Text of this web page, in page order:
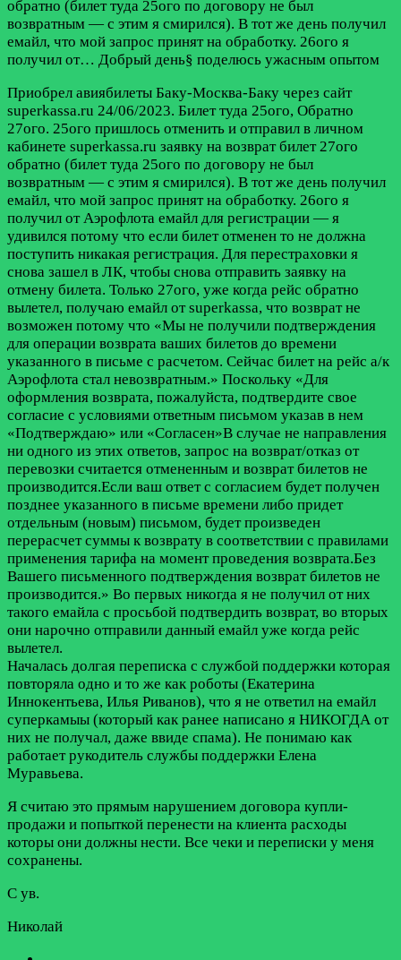
обратно (билет туда 25ого по договору не был
возвратным — с этим я смирился). В тот же день получил
емайл, что мой запрос принят на обработку. 26ого я
получил от… Добрый день§ поделюсь ужасным опытом
Приобрел авиябилеты Баку-Москва-Баку через сайт
superkassa.ru 24/06/2023. Билет туда 25ого, Обратно
27ого. 25ого пришлось отменить и отправил в личном
кабинете superkassa.ru заявку на возврат билет 27ого
обратно (билет туда 25ого по договору не был
возвратным — с этим я смирился). В тот же день получил
емайл, что мой запрос принят на обработку. 26ого я
получил от Аэрофлота емайл для регистрации — я
удивился потому что если билет отменен то не должна
поступить никакая регистрация. Для перестраховки я
снова зашел в ЛК, чтобы снова отправить заявку на
отмену билета. Только 27ого, уже когда рейс обратно
вылетел, получаю емайл от superkassa, что возврат не
возможен потому что «Мы не получили подтверждения
для операции возврата ваших билетов до времени
указанного в письме с расчетом. Сейчас билет на рейс а/к
Аэрофлота стал невозвратным.» Поскольку «Для
оформления возврата, пожалуйста, подтвердите свое
согласие с условиями ответным письмом указав в нем
«Подтверждаю» или «Согласен»В случае не направления
ни одного из этих ответов, запрос на возврат/отказ от
перевозки считается отмененным и возврат билетов не
производится.Если ваш ответ с согласием будет получен
позднее указанного в письме времени либо придет
отдельным (новым) письмом, будет произведен
перерасчет суммы к возврату в соответствии с правилами
применения тарифа на момент проведения возврата.Без
Вашего письменного подтверждения возврат билетов не
производится.» Во первых никогда я не получил от них
такого емайла с просьбой подтвердить возврат, во вторых
они нарочно отправили данный емайл уже когда рейс
вылетел.
Началась долгая переписка с службой поддержки которая
повторяла одно и то же как роботы (Екатерина
Иннокентьева, Илья Риванов), что я не ответил на емайл
суперкамыы (который как ранее написано я НИКОГДА от
них не получал, даже ввиде спама). Не понимаю как
работает рукодитель службы поддержки Елена
Муравьева.
Я считаю это прямым нарушением договора купли-
продажи и попыткой перенести на клиента расходы
которы они должны нести. Все чеки и переписки у меня
сохранены.
С ув.
Николай